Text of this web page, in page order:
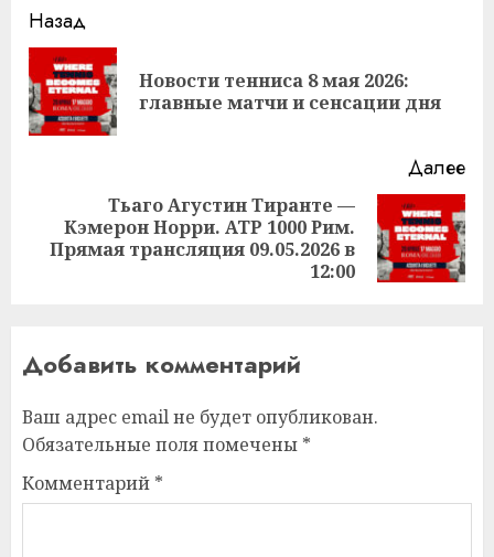
Продолжить
чтение
Назад
Новости тенниса 8 мая 2026:
главные матчи и сенсации дня
Далее
Следующая
запись:
Тьаго Агустин Тиранте —
Кэмерон Норри. ATP 1000 Рим.
Прямая трансляция 09.05.2026 в
12:00
Добавить комментарий
Ваш адрес email не будет опубликован.
Обязательные поля помечены *
Комментарий *